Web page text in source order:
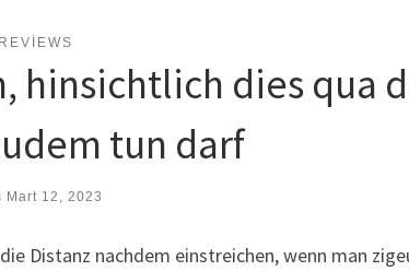
hinsichtlich dies qua
tun darf
Mart 12, 2023
die Distanz nachdem einstreichen, wenn man